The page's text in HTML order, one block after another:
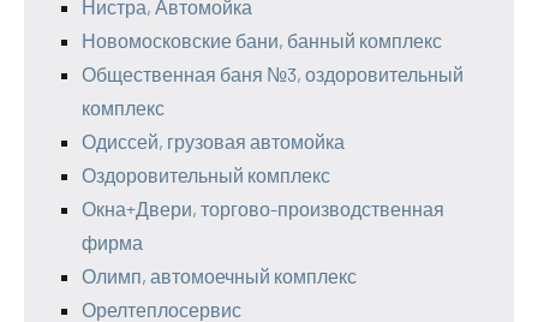
Нистра, Автомойка
Новомосковские бани, банный комплекс
Общественная баня №3, оздоровительный
комплекс
Одиссей, грузовая автомойка
Оздоровительный комплекс
Окна+Двери, торгово-производственная
фирма
Олимп, автомоечный комплекс
Орелтеплосервис